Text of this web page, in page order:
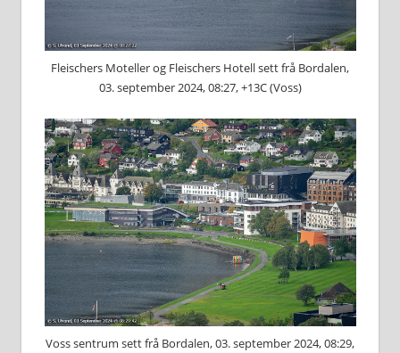
Fleischers Moteller og Fleischers Hotell sett frå Bordalen,
03. september 2024, 08:27, +13C (Voss)
Voss sentrum sett frå Bordalen, 03. september 2024, 08:29,